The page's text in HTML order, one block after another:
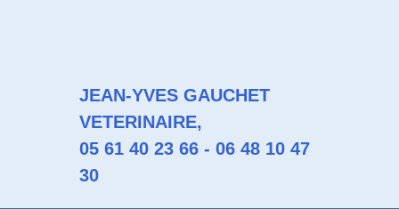
JEAN-YVES GAUCHET
VETERINAIRE,
05 61 40 23 66 - 06 48 10 47
30